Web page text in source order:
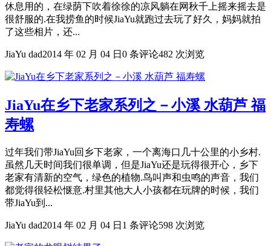
休息用的，在绿荫下吹着徐徐的凉风躺在网秋千上摇来摇去是
很舒服的.在我捞鱼的时候JiaYu就跑过去玩了好久，妈妈就拍
了这些相片，还...
JiaYu dad2014 年 02 月 04 日 0 条评论482 次浏览
JiaYu在乡下老家系列之－小溪 水葫芦 福
寿螺
过年我们带JiaYu回乡下老家，一个离海口几十公里的小乡村.
虽然几天时间我们很单调，但是JiaYu还是玩得很开心，乡下
老家有清新的空气，绿色的植物.鸟叫声和虫鸣的声音，我们
都觉得很轻松惬意.村里其他大人小孩都在玩牌的时候，我们
带JiaYu到...
JiaYu dad2014 年 02 月 04 日 1 条评论598 次浏览